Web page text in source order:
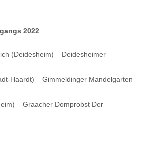
2022
(Deidesheim) – Deidesheimer
Haardt) – Gimmeldinger Mandelgarten
– Graacher Domprobst Der